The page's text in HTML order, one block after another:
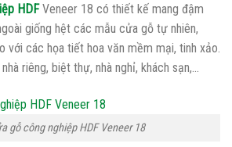
HDFVeneer 18 có thiết kế mang đậm
giống hệt các mẫu cửa gỗ tự nhiên,
với các họa tiết hoa văn mềm mại, tinh xảo.
riêng, biệt thự, nhà nghỉ, khách sạn,…
gỗ công nghiệp HDF Veneer 18